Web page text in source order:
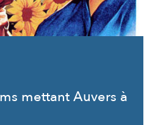
mettant Auvers à